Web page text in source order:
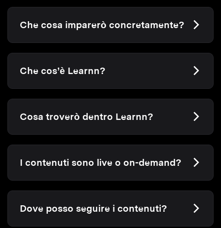
Che cosa imparerò concretamente?
Che cos’è Learnn?
Cosa troverò dentro Learnn?
I contenuti sono live o on-demand?
Dove posso seguire i contenuti?